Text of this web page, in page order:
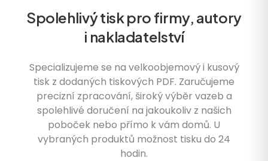
Spolehlivý tisk pro firmy, autory
i nakladatelství
Specializujeme se na velkoobjemový i kusový
tisk z dodaných tiskových PDF. Zaručujeme
precizní zpracování, široký výběr vazeb a
spolehlivé doručení na jakoukoliv z našich
poboček nebo přímo k vám domů. U
vybraných produktů možnost tisku do 24
hodin.